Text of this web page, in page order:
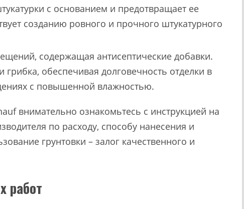
с основанием и предотвращает ее
созданию ровного и прочного штукатурного
содержащая антисептические добавки.
обеспечивая долговечность отделки в
с повышенной влажностью.
внимательно ознакомьтесь с инструкцией на
по расходу, способу нанесения и
грунтовки – залог качественного и
работ